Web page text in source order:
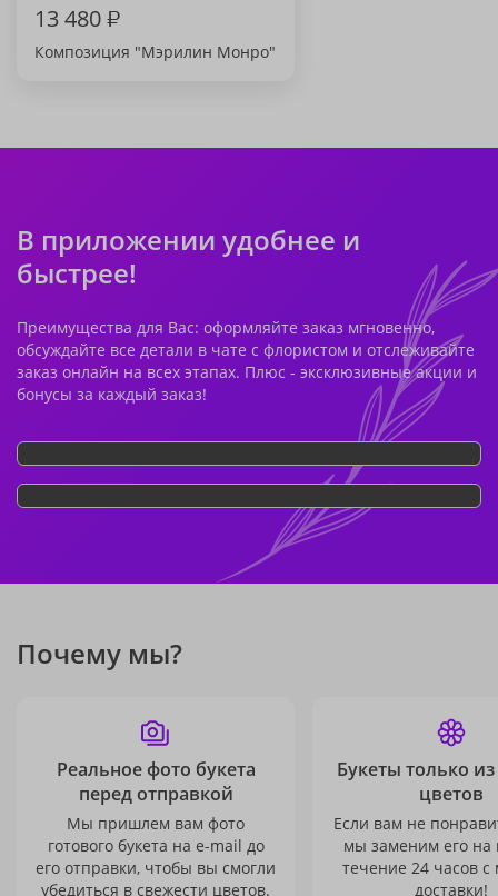
13 480₽
Композиция "Мэрилин Монро"
В приложении удобнее и
быстрее!
Преимущества для Вас: оформляйте заказ мгновенно,
обсуждайте все детали в чате с флористом и отслеживайте
заказ онлайн на всех этапах. Плюс - эксклюзивные акции и
бонусы за каждый заказ!
Почему мы?
Реальное фото букета
перед отправкой
Мы пришлем вам фото
готового букета на e-mail до
его отправки, чтобы вы смогли
убедиться в свежести цветов.
Букеты только
цветов
Если вам не
мы заменим его на
течение 24 часов с
доставки!